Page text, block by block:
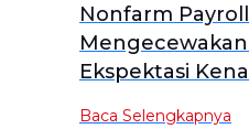
Nonfarm
Ekspektasi
Baca Selengkapnya